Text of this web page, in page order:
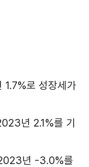
로 성장세가
년 2.1%를 기
년 -3.0%를